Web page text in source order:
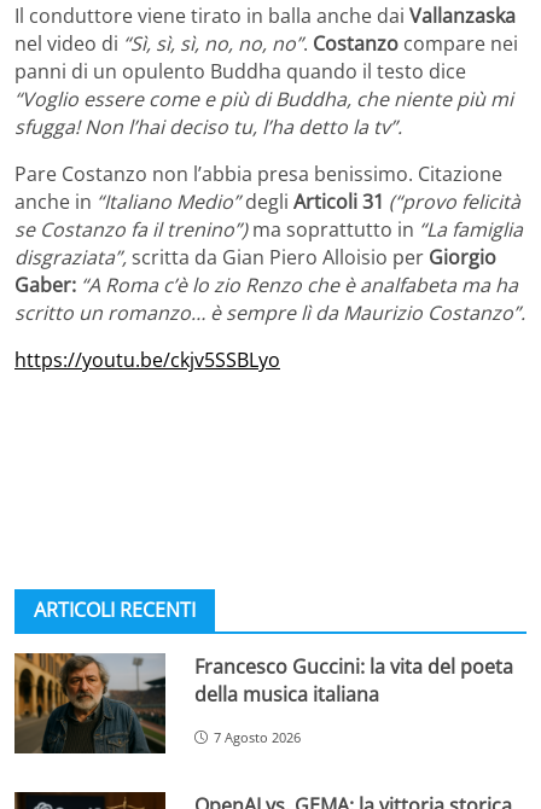
Il conduttore viene tirato in balla anche dai Vallanzaska
nel video di “Sì, sì, sì, no, no, no”. Costanzo compare nei
panni di un opulento Buddha quando il testo dice
“Voglio essere come e più di Buddha, che niente più mi
sfugga! Non l’hai deciso tu, l’ha detto la tv”.
Pare Costanzo non l’abbia presa benissimo. Citazione
anche in “Italiano Medio”degli Articoli 31 (“provo felicità
se Costanzo fa il trenino”)ma soprattutto in “La famiglia
disgraziata”,scritta da Gian Piero Alloisio per Giorgio
Gaber: “A Roma c’è lo zio Renzo che è analfabeta ma ha
scritto un romanzo… è sempre lì da Maurizio Costanzo”.
https://youtu.be/ckjv5SSBLyo
ARTICOLI RECENTI
Francesco Guccini: la vita del poeta
della musica italiana
7 Agosto 2026